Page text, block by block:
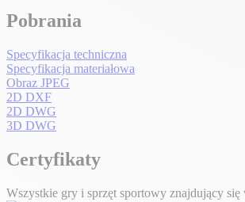
Pobrania
Specyfikacja techniczna
Specyfikacja materiałowa
Obraz JPEG
2D DXF
2D DWG
3D DWG
Certyfikaty
Wszystkie gry i sprzęt sportowy znajdujący